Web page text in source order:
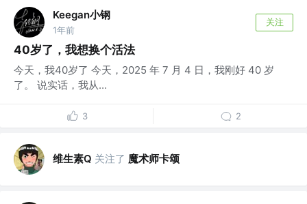
Keegan小钢
1年前
关注
40岁了，我想换个活法
今天，我40岁了 今天，2025 年 7 月 4 日，我刚好 40 岁
了。 说实话，我从...
3 2
维生素Q 关注了 魔术师卡颂